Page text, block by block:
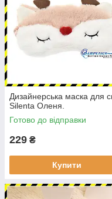
Дизайнерська маска для
Silenta Оленя.
Готово до відправки
229 ₴
Купити